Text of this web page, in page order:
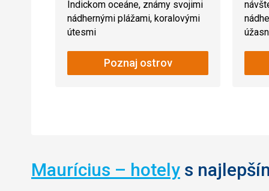
Indickom oceáne, známy svojimi
nádhernými plážami, koralovými
útesmi
Poznaj ostrov
Maurícius – hotely s